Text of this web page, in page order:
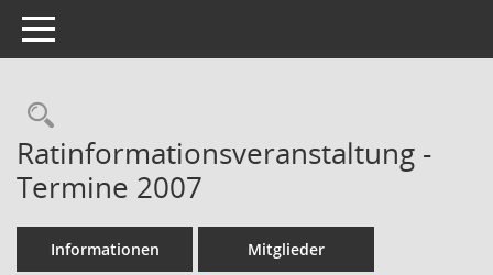
Toggle navigation
Rechercheauswahl
Ratinformationsveranstaltung -
Termine 2007
Informationen Mitglieder